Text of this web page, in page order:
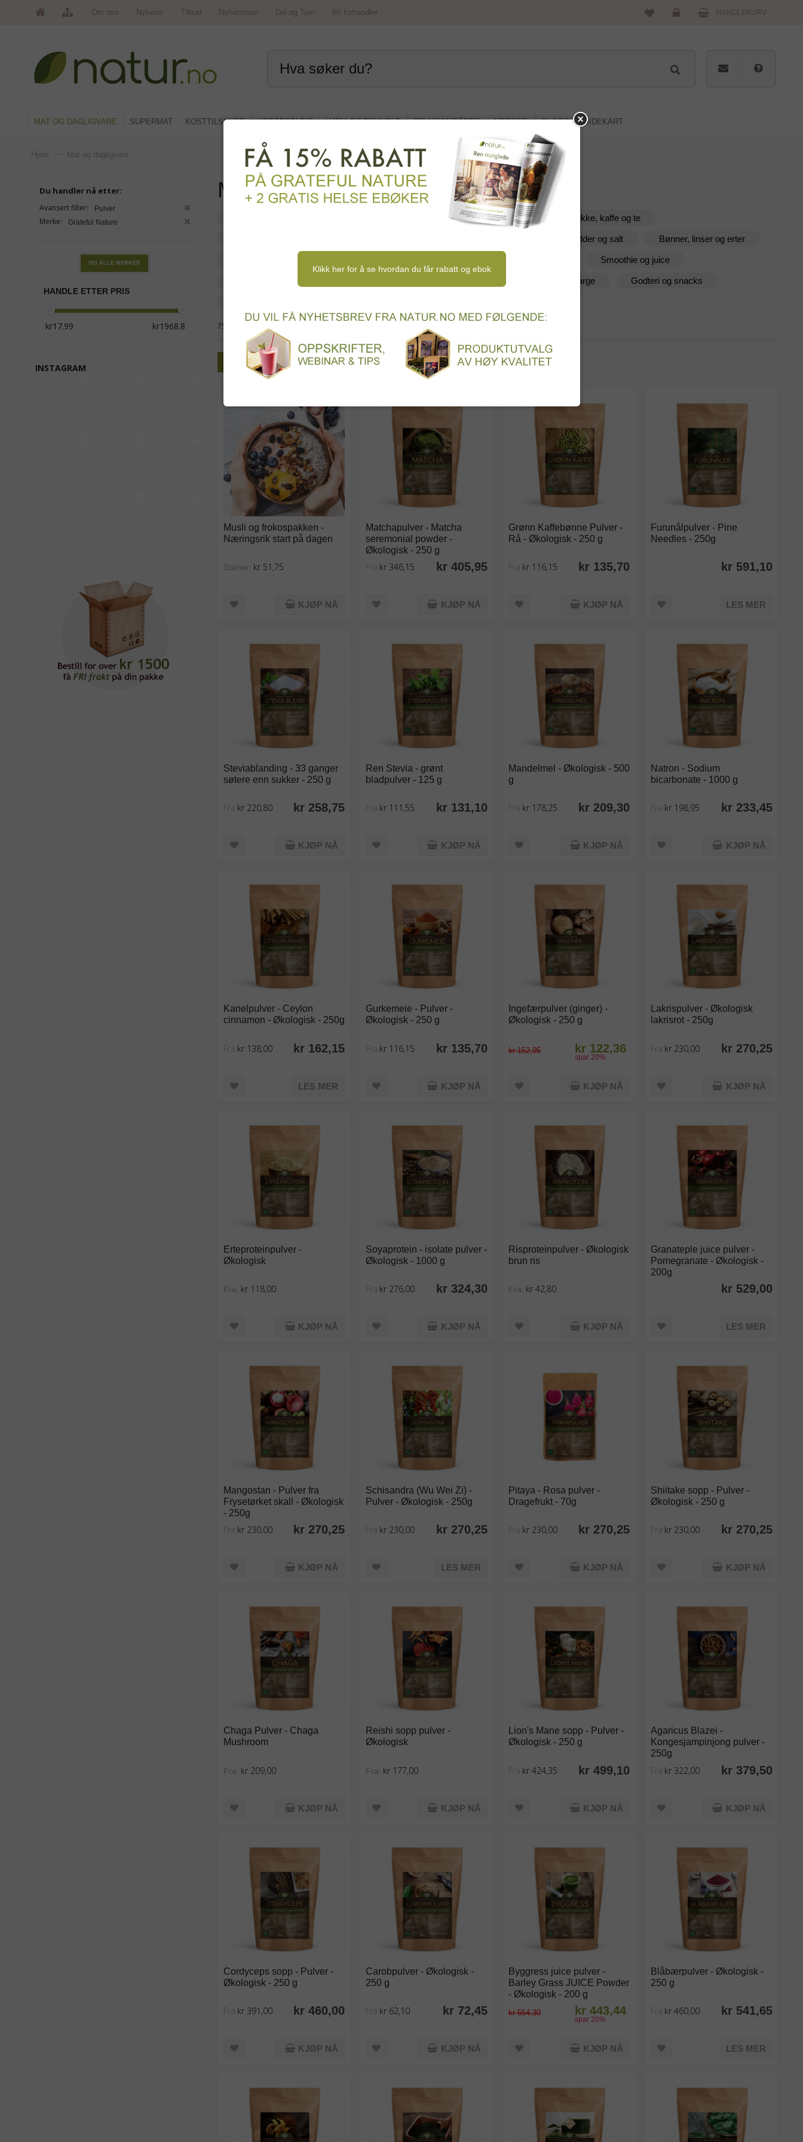
Om oss Nyheter Tilbud Nyhetsbrev Del og Tjen
Bli forhandler
HANDLEKURV
MAT OG DAGLIGVARE SUPERMAT KOSTTILSKUDD KROPPSPLEIE HJEM OG RENHOLD BRUKSOMRÅDER MERKER BLOGG SIDEKART
Hjem Mat og dagligvare
Mat og dagligvare
Middag og tilbehør Drikke, kaffe og te
Krydder og salt Bønner, linser og erter
Smoothie og juice
Naturlig Matfarge Godteri og snacks
75 produkter
Rutenett Liste SORTER ETTER PLASSERING
Musli og frokospakken -
Næringsrik start på dagen
Starter: kr 51,75
KJØP NÅ
Matchapulver - Matcha
seremonial powder -
Økologisk - 250 g
kr 405,95
Fra kr 346,15
KJØP NÅ
Grønn Kaffebønne Pulver -
Rå - Økologisk - 250 g
kr 135,70
Fra kr 116,15
KJØP NÅ
Furunålpulver - Pine
Needles - 250g
kr 591,10
LES MER
Steviablanding - 33 ganger
søtere enn sukker - 250 g
kr 258,75
Fra kr 220,80
KJØP NÅ
Ren Stevia - grønt
bladpulver - 125 g
kr 131,10
Fra kr 111,55
KJØP NÅ
Mandelmel - Økologisk - 500
g
kr 209,30
Fra kr 178,25
KJØP NÅ
Natron - Sodium
bicarbonate - 1000 g
kr 233,45
Fra kr 198,95
KJØP NÅ
Kanelpulver - Ceylon
cinnamon - Økologisk - 250g
kr 162,15
Fra kr 138,00
LES MER
Gurkemeie - Pulver -
Økologisk - 250 g
kr 135,70
Fra kr 116,15
KJØP NÅ
Ingefærpulver (ginger) -
Økologisk - 250 g
kr 152,95 kr 122,36
spar 20%
KJØP NÅ
Lakrispulver - Økologisk
lakrisrot - 250g
kr 270,25
Fra kr 230,00
KJØP NÅ
Erteproteinpulver -
Økologisk
Fra: kr 118,00
KJØP NÅ
Soyaprotein - isolate pulver -
Økologisk - 1000 g
kr 324,30
Fra kr 276,00
KJØP NÅ
Risproteinpulver - Økologisk
brun ris
Fra: kr 42,80
KJØP NÅ
Granateple juice pulver -
Pomegranate - Økologisk -
200g
kr 529,00
LES MER
Mangostan - Pulver fra
Frysetørket skall - Økologisk
- 250g
kr 270,25
Fra kr 230,00
KJØP NÅ
Schisandra (Wu Wei Zi) -
Pulver - Økologisk - 250g
kr 270,25
Fra kr 230,00
LES MER
Pitaya - Rosa pulver -
Dragefrukt - 70g
kr 270,25
Fra kr 230,00
KJØP NÅ
Shiitake sopp - Pulver -
Økologisk - 250 g
kr 270,25
Fra kr 230,00
KJØP NÅ
Chaga Pulver - Chaga
Mushroom
Fra: kr 209,00
KJØP NÅ
Reishi sopp pulver -
Økologisk
Fra: kr 177,00
KJØP NÅ
Lion's Mane sopp - Pulver -
Økologisk - 250 g
kr 499,10
Fra kr 424,35
KJØP NÅ
Agaricus Blazei -
Kongesjampinjong pulver -
250g
kr 379,50
Fra kr 322,00
KJØP NÅ
Cordyceps sopp - Pulver -
Økologisk - 250 g
kr 460,00
Fra kr 391,00
KJØP NÅ
Carobpulver - Økologisk -
250 g
kr 72,45
Fra kr 62,10
KJØP NÅ
Byggress juice pulver -
Barley Grass JUICE Powder
- Økologisk - 200 g
kr 554,30 kr 443,44
spar20%
KJØP NÅ
Blåbærpulver - Økologisk -
250 g
kr 541,65
Fra kr 460,00
LES MER
Du handler nå etter:
Avansert filter: Pulver
Merke: Grateful Nature
VIS ALLE MERKER
HANDLE ETTER PRIS
INSTAGRAM
Klikk her for å se hvordan du får rabatt og ebok